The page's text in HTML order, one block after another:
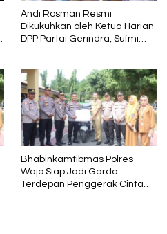
Andi Rosman Resmi
Dikukuhkan oleh Ketua Harian
DPP Partai Gerindra, Sufmi
Bhabinkamtibmas Polres
Wajo Siap Jadi Garda
Terdepan Penggerak Cinta